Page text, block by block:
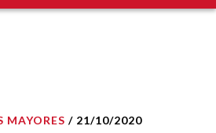
MAYORES / 21/10/2020